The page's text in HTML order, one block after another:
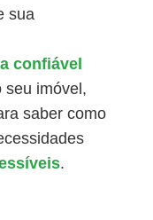
sua
confiável
seu imóvel,
saber como
.